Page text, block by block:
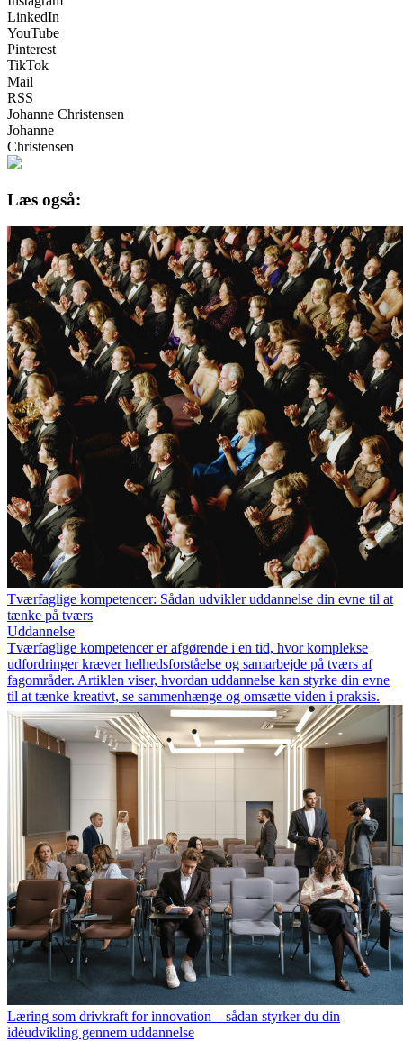
LinkedIn
YouTube
Pinterest
TikTok
Mail
RSS
Johanne Christensen
Johanne
Christensen
Læs også:
Tværfaglige kompetencer: Sådan udvikler uddannelse din evne til at
tænke på tværs
Uddannelse
Tværfaglige kompetencer er afgørende i en tid, hvor komplekse
udfordringer kræver helhedsforståelse og samarbejde på tværs af
fagområder. Artiklen viser, hvordan uddannelse kan styrke din evne
til at tænke kreativt, se sammenhænge og omsætte viden i praksis.
Læring som drivkraft for innovation – sådan styrker du din
idéudvikling gennem uddannelse